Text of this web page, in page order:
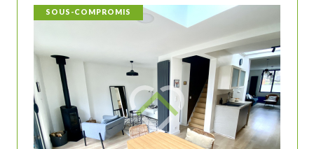
SOUS-COMPROMIS